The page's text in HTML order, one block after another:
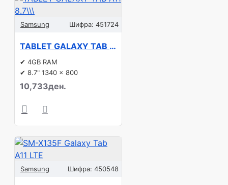
Samsung Шифра: 451724
TABLET GALAXY TAB A11 8.7\\\"/64GB LTE SILV SM-X135 SAMSUNG
✔ 4GB RAM
✔ 8.7" 1340 x 800
10,733ден.
Samsung Шифра: 450548